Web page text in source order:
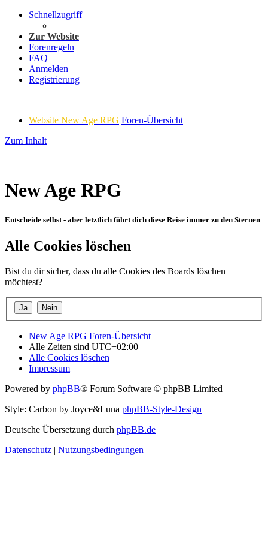
Schnellzugriff
Zur Website
Forenregeln
FAQ
Anmelden
Registrierung
Website New Age RPG Foren-Übersicht
Zum Inhalt
New Age RPG
Entscheide selbst - aber letztlich führt dich diese Reise immer zu den Sternen
Alle Cookies löschen
Bist du dir sicher, dass du alle Cookies des Boards löschen
möchtest?
New Age RPG Foren-Übersicht
Alle Zeiten sind UTC+02:00
Alle Cookies löschen
Impressum
Powered by phpBB® Forum Software © phpBB Limited
Style: Carbon by Joyce&Luna phpBB-Style-Design
Deutsche Übersetzung durch phpBB.de
Datenschutz | Nutzungsbedingungen